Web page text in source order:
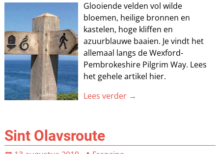
Glooiende velden vol wilde
bloemen, heilige bronnen en
kastelen, hoge kliffen en
azuurblauwe baaien. Je vindt het
allemaal langs de Wexford-
Pembrokeshire Pilgrim Way. Lees
het gehele artikel hier.
Lees verder →
Sint Olavsroute